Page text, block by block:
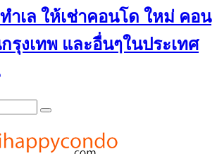
ำเล ให้เช่าคอนโด ใหม่ คอน
รุงเทพ และอื่นๆในประเทศ